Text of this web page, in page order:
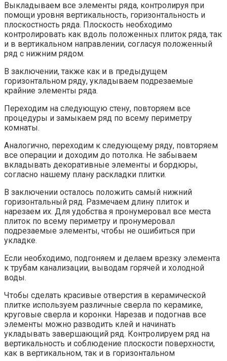
Выкладываем все элементы ряда, контролируя при
помощи уровня вертикальность, горизонтальность и
плоскостность ряда. Плоскость необходимо
контролировать как вдоль положенных плиток ряда, так
и в вертикальном направлении, согласуя положенный
ряд с нижним рядом.
В заключении, также как и в предыдущем
горизонтальном ряду, укладываем подрезаемые
крайние элементы ряда.
Переходим на следующую стену, повторяем все
процедуры и замыкаем ряд по всему периметру
комнаты.
Аналогично, переходим к следующему ряду, повторяем
все операции и доходим до потолка. Не забываем
вкладывать декоративные элементы и бордюры,
согласно нашему плану раскладки плитки.
В заключении осталось положить самый нижний
горизонтальный ряд. Размечаем длину плиток и
нарезаем их. Для удобства я пронумеровал все места
плиток по всему периметру и пронумеровал
подрезаемые элементы, чтобы не ошибиться при
укладке.
Если необходимо, подгоняем и делаем врезку элемента
к трубам канализации, выводам горячей и холодной
воды.
Чтобы сделать красивые отверстия в керамической
плитке используем различные сверла по керамике,
круговые сверла и коронки. Нарезав и подогнав все
элементы можно разводить клей и начинать
укладывать завершающий ряд. Контролируем ряд на
вертикальность и соблюдение плоскости поверхности,
как в вертикальном, так и в горизонтальном